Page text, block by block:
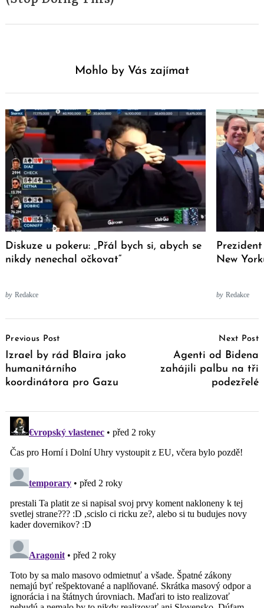
Mohlo by Vás zajímat
Diskuze u pokeru: „Přál bych si, abych se
nikdy nenechal očkovat“
by Redakce
New
by Redakce
Navigation
Previous Post
Izrael by rád Blaira jako
humanitárního
koordinátora pro Gazu
Next Post
Agenti od Bidena
zahájili palbu na tři
podezřelé